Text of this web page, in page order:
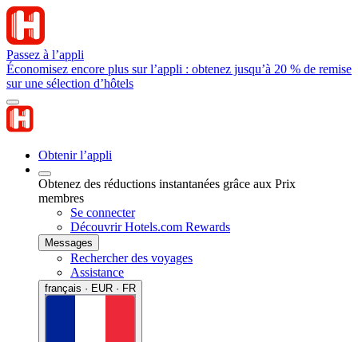
Passez à l’appli
Économisez encore plus sur l’appli : obtenez jusqu’à 20 % de remise
sur une sélection d’hôtels
Obtenir l’appli
Obtenez des réductions instantanées grâce aux Prix
membres
Se connecter
Découvrir Hotels.com Rewards
Messages
Rechercher des voyages
Assistance
français · EUR · FR